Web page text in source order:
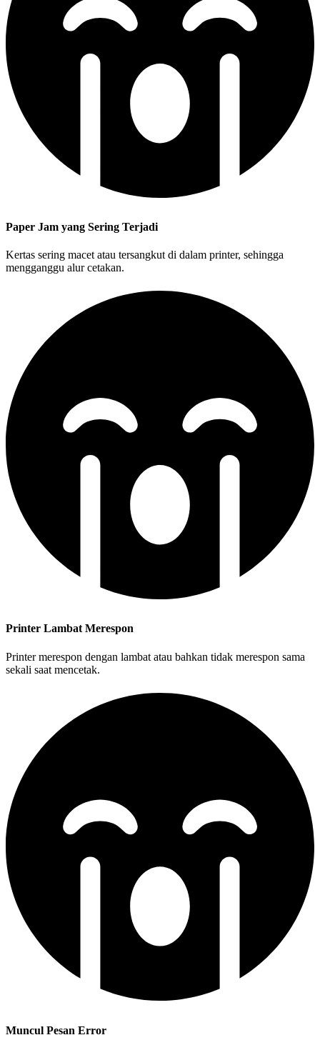
Paper Jam yang Sering Terjadi
Kertas sering macet atau tersangkut di dalam printer, sehingga
mengganggu alur cetakan.
Printer Lambat Merespon
Printer merespon dengan lambat atau bahkan tidak merespon sama
sekali saat mencetak.
Muncul Pesan Error